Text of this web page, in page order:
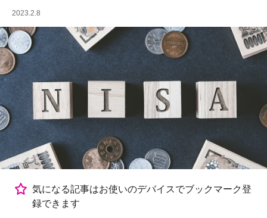
2023.2.8
気になる記事はお使いのデバイスでブックマーク登
録できます